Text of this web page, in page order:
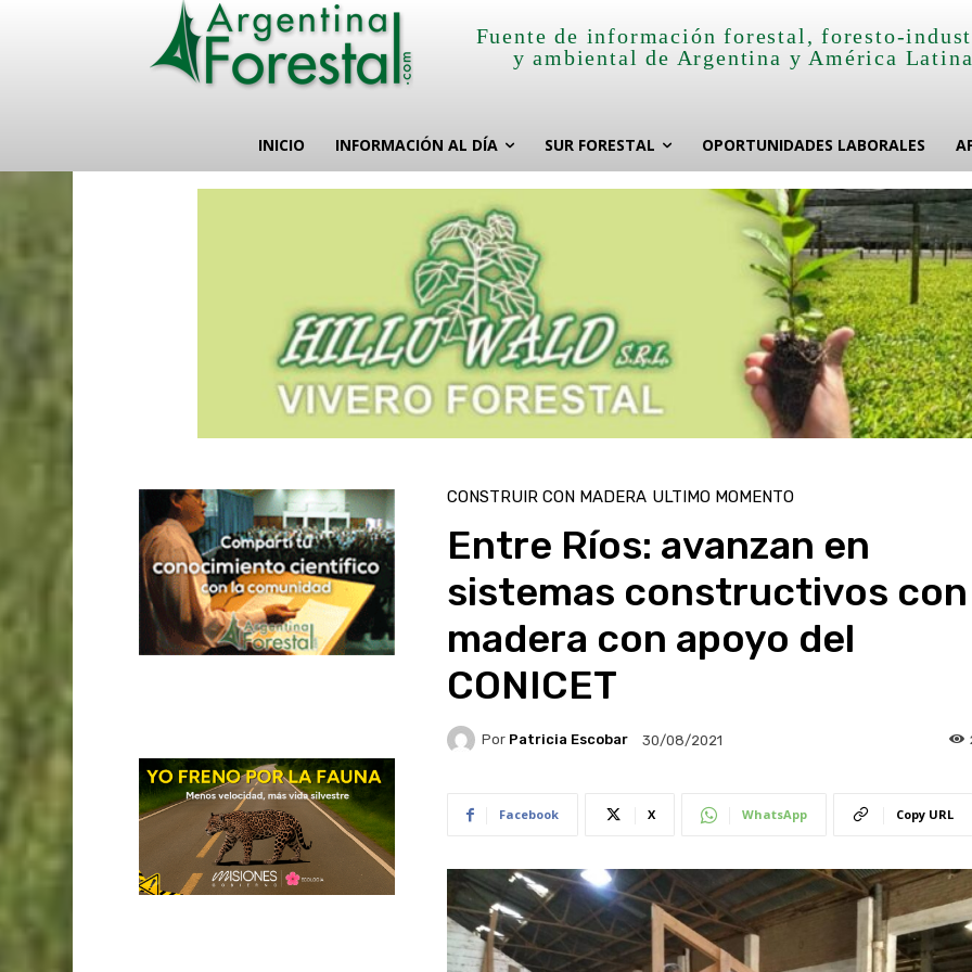
Fuente de información forestal, foresto-
y ambiental de Argentina y América
INICIO INFORMACIÓN AL DÍA SUR FORESTAL OPORTUNIDADES LABORALES
CONSTRUIR CON MADERA ULTIMO MOMENTO
Entre Ríos: avanzan en
sistemas constructivos con
madera con apoyo del
CONICET
Por Patricia Escobar 30/08/2021
Facebook X WhatsApp Copy URL